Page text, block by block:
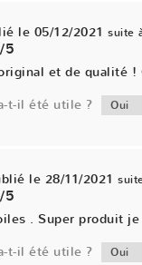
le 05/12/2021 suite
5
et de qualité
t-il été utile ?
Oui
le 28/11/2021
5
. Super produit
t-il été utile ?
Oui